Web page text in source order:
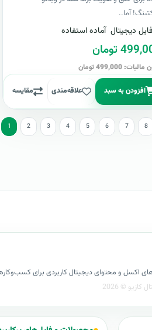
آما..
فایل دیجیتال آماده استفاده
تومان
499,000 تومان
افزودن به سبد علاقه‌مندی مقایسه
1 2 3 4 5 6 7 8
اکسل و محتوای دیجیتال کاربردی برای